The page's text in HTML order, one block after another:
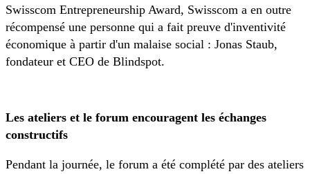
Swisscom Entrepreneurship Award, Swisscom a en outre
récompensé une personne qui a fait preuve d'inventivité
économique à partir d'un malaise social : Jonas Staub,
fondateur et CEO de Blindspot.
Les ateliers et le forum encouragent les échanges
constructifs
Pendant la journée, le forum a été complété par des ateliers